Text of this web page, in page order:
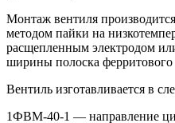
Монтаж вентиля
методом пайки на
расщепленным электродом
ширины полоска ферритового
Вентиль изготавливается в
1ФВМ-40-1 — направление